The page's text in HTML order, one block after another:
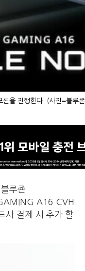
션을 진행한다. (사진=블루
루죤
A16 CVH
사 결제 시 추가 할